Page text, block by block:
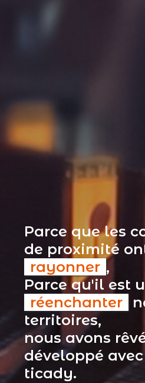
Parce que les
de proximité
rayonner ,
Parce qu'il est
réenchanter
territoires,
nous avons
développé
ticady.